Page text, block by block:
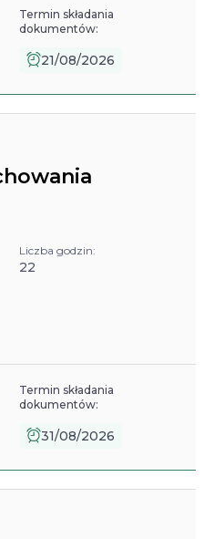
Termin składania
dokumentów:
21/08/2026
Liczba godzin:
22
Termin składania
dokumentów:
31/08/2026